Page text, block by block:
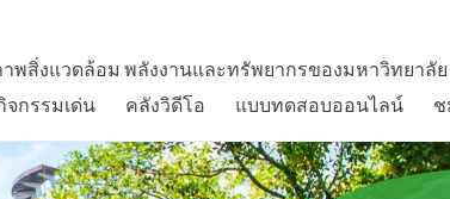
พสิ่งแวดล้อม พลังงานและทรัพยากรของมหาวิทยาลัย
กรรมเด่น คลังวิดีโอ แบบทดสอบออนไลน์ ช